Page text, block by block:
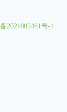
2021002461号-1